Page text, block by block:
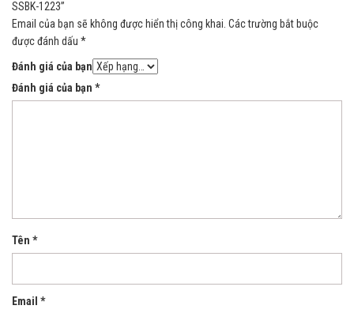
SSBK-1223”
Email của bạn sẽ không được hiển thị công khai. Các trường bắt buộc
được đánh dấu *
Đánh giá của bạn
Đánh giá của bạn *
Tên *
Email *